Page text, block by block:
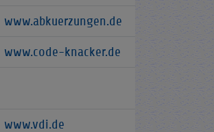
www.abkuerzungen.de
www.code-knacker.de
www.vdi.de